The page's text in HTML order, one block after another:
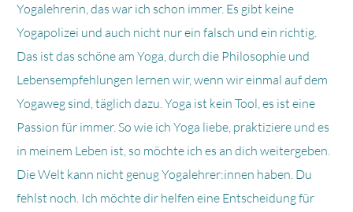
Yogalehrerin, das war ich schon immer. Es gibt keine
Yogapolizei und auch nicht nur ein falsch und ein richtig.
Das ist das schöne am Yoga, durch die Philosophie und
Lebensempfehlungen lernen wir, wenn wir einmal auf dem
Yogaweg sind, täglich dazu. Yoga ist kein Tool, es ist eine
Passion für immer. So wie ich Yoga liebe, praktiziere und es
in meinem Leben ist, so möchte ich es an dich weitergeben.
Die Welt kann nicht genug Yogalehrer:innen haben. Du
fehlst noch. Ich möchte dir helfen eine Entscheidung für